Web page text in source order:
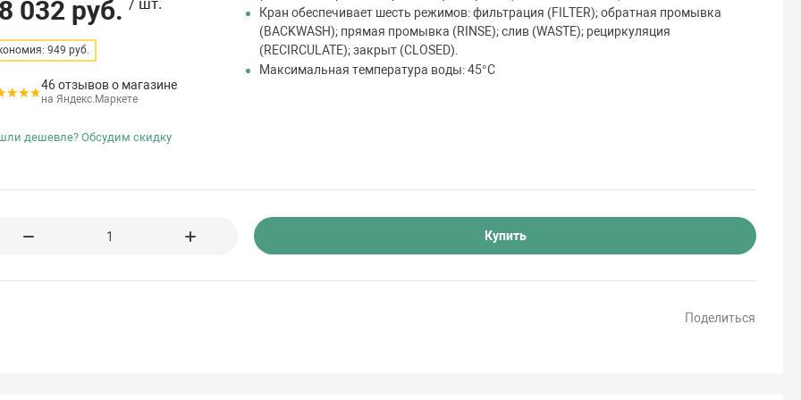
032 руб. / шт.
949 руб.
46 отзывов о магазине
на Яндекс.Маркете
дешевле? Обсудим скидку
Кран обеспечивает шесть режимов: фильтрация (FILTER); обратная промывка
(BACKWASH); прямая промывка (RINSE); слив (WASTE); рециркуляция
(RECIRCULATE); закрыт (CLOSED).
Максимальная температура воды: 45°С
Купить
Поделиться